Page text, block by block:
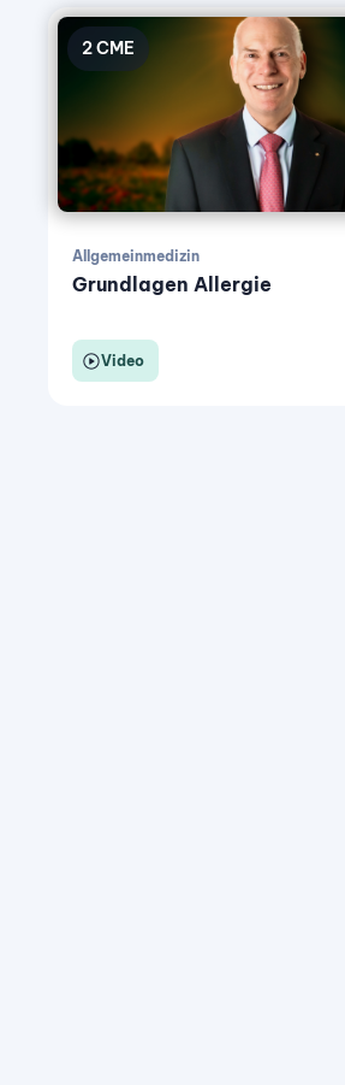
2CME
Allgemeinmedizin
Grundlagen Allergie
Video